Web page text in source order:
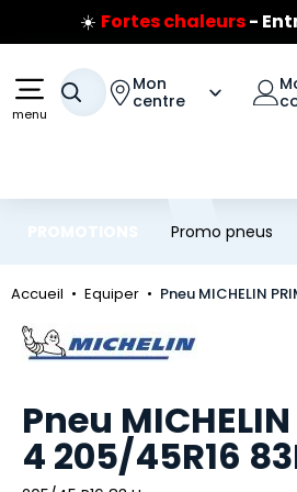
Aller au contenu principal
Aller à la navigation
☀️ Fortes chaleurs-
Prix coûtant pneus
🔥
Jusqu'à 120€ remboursés
sur
menu
Votre recherche
Mon
centre
Promo pneus
Accueil Equiper Pneu MICHELIN
Marque
Pneu
4 205/45R16